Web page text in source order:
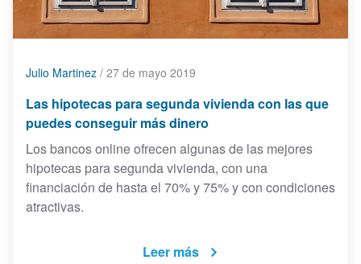
Julio Martinez / 27 de mayo 2019
Las hipotecas para segunda vivienda con las que
puedes conseguir más dinero
Los bancos online ofrecen algunas de las mejores
hipotecas para segunda vivienda, con una
financiación de hasta el 70% y 75% y con condiciones
atractivas.
Leer más